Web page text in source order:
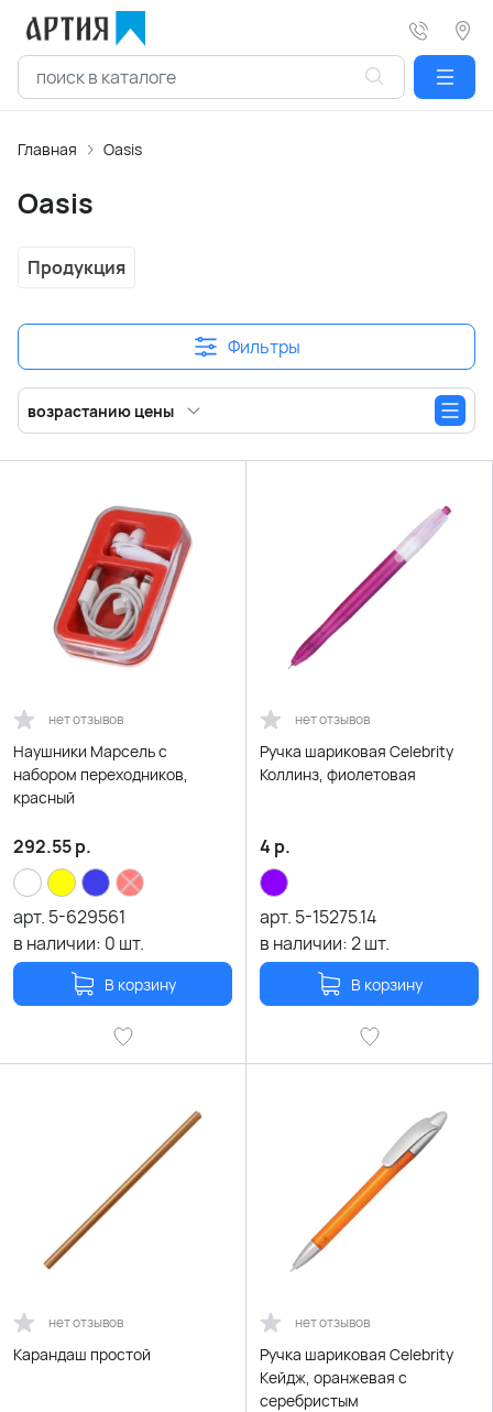
Главная Oasis
Oasis
Продукция
Фильтры
возрастанию цены
нет отзывов
Наушники Марсель с
набором переходников,
красный
292.55р.
арт. 5-629561
в наличии: 0 шт.
В корзину
нет отзывов
Ручка шариковая Celebrity
Коллинз, фиолетовая
4 р.
арт. 5-15275.14
в наличии:2шт.
В корзину
нет отзывов
Карандаш простой
нет отзывов
Ручка шариковая Celebrity
Кейдж, оранжевая с
серебристым